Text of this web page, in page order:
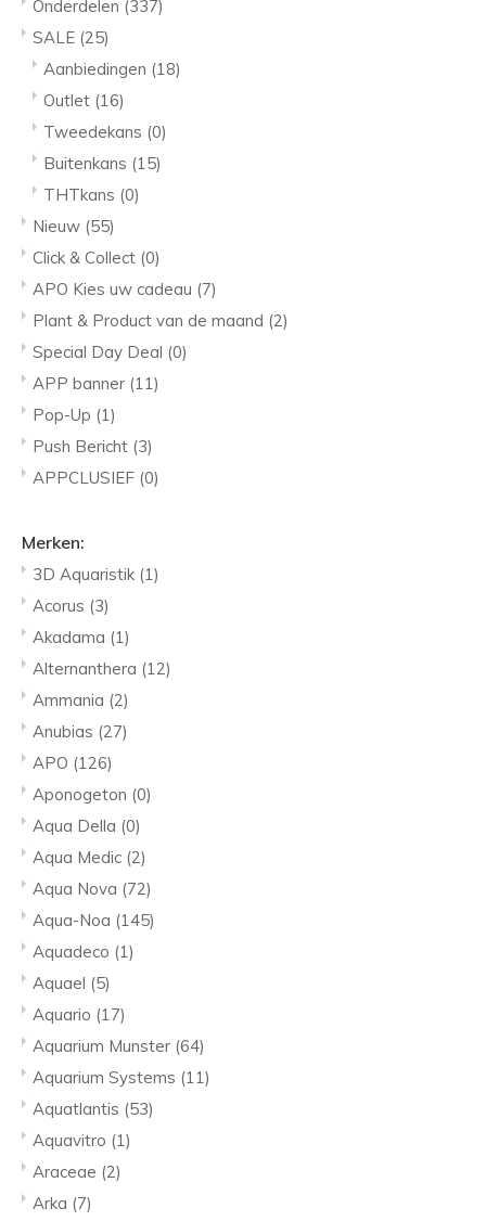
Onderdelen (337)
SALE (25)
Aanbiedingen (18)
Outlet (16)
Tweedekans (0)
Buitenkans (15)
THTkans (0)
Nieuw (55)
Click & Collect (0)
APO Kies uw cadeau (7)
Plant & Product van de maand (2)
Special Day Deal (0)
APP banner (11)
Pop-Up (1)
Push Bericht (3)
APPCLUSIEF (0)
Merken:
3D Aquaristik (1)
Acorus (3)
Akadama (1)
Alternanthera (12)
Ammania (2)
Anubias (27)
APO (126)
Aponogeton (0)
Aqua Della (0)
Aqua Medic (2)
Aqua Nova (72)
Aqua-Noa (145)
Aquadeco (1)
Aquael (5)
Aquario (17)
Aquarium Munster (64)
Aquarium Systems (11)
Aquatlantis (53)
Aquavitro (1)
Araceae (2)
Arka (7)